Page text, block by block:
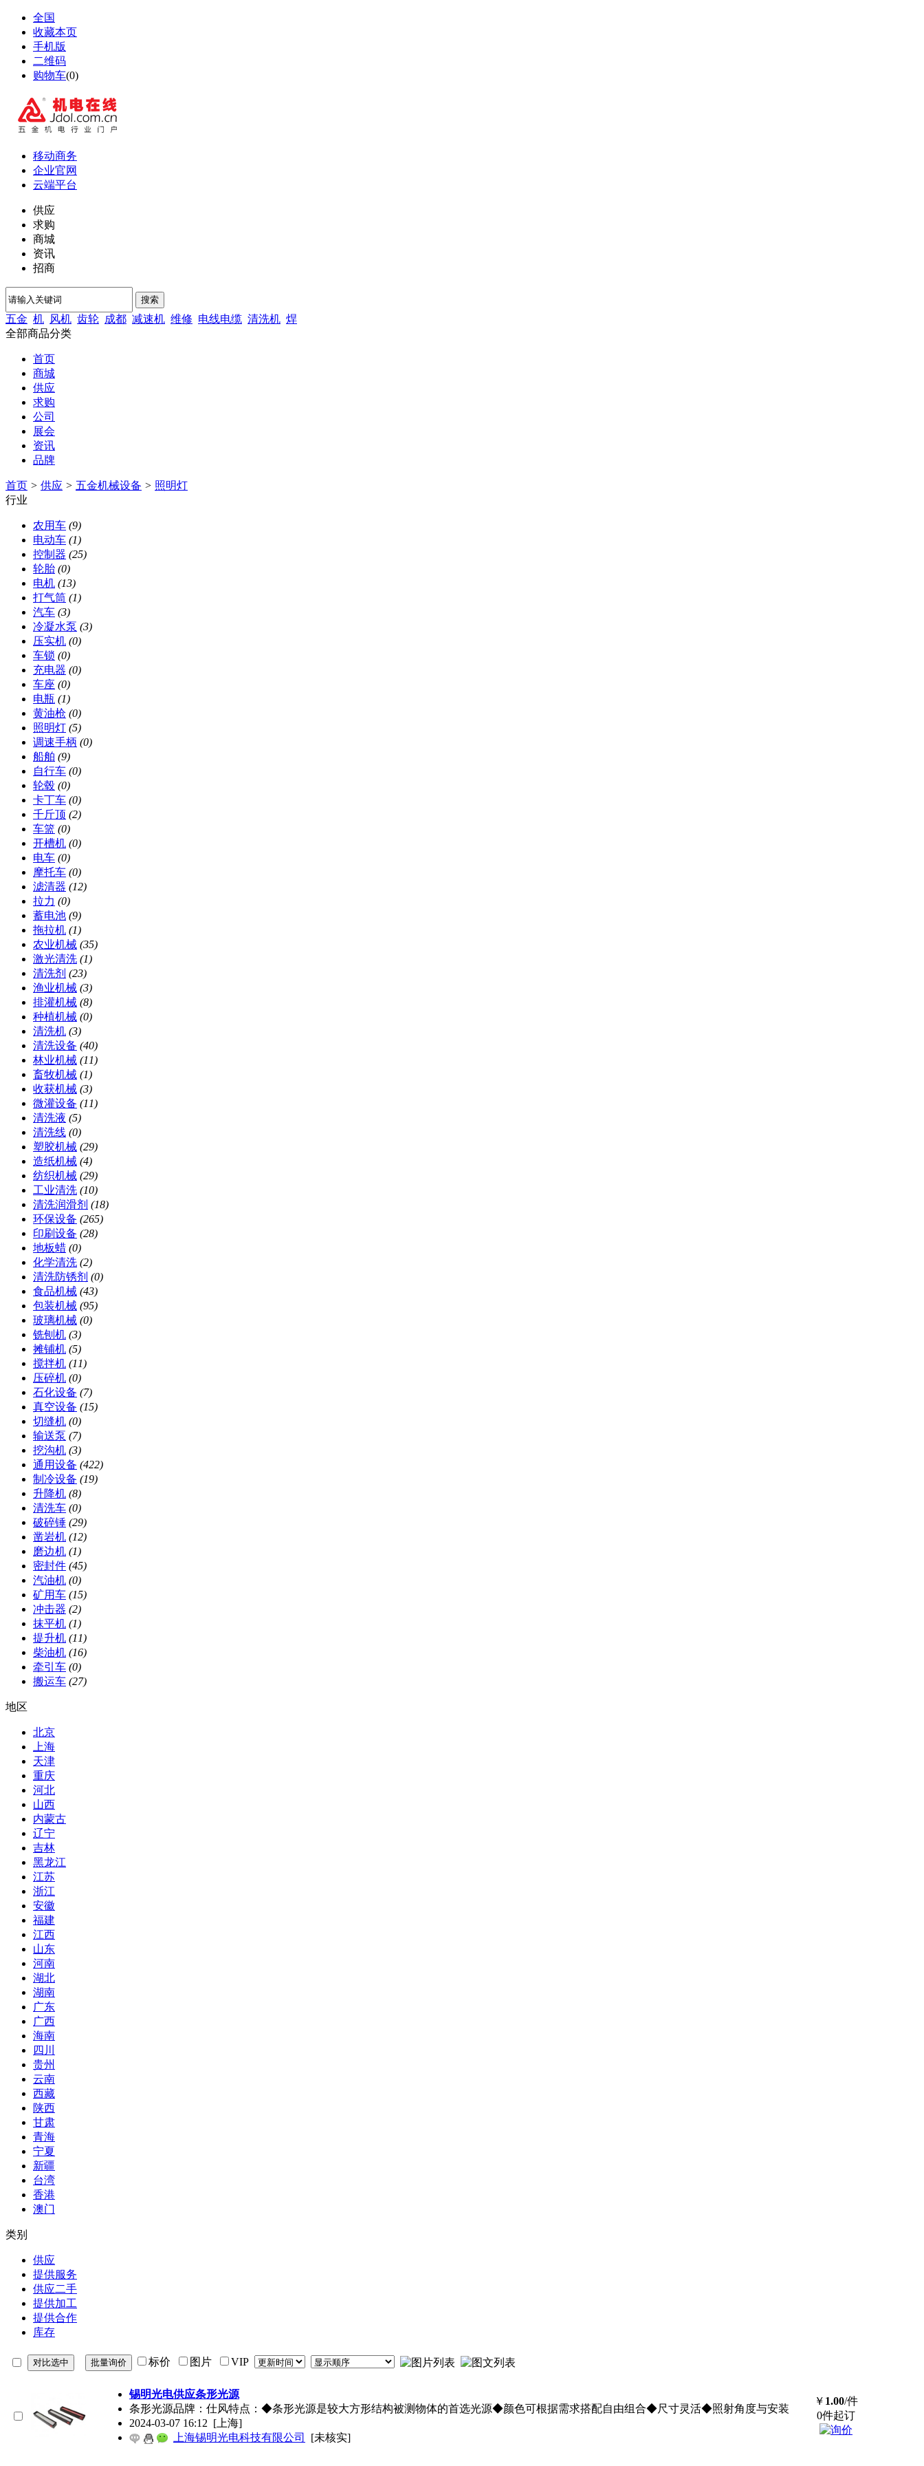
全国
收藏本页
手机版
二维码
购物车(0)
移动商务
企业官网
云端平台
供应
求购
商城
资讯
招商
搜索
五金 机 风机 齿轮 成都 减速机 维修 电线电缆 清洗机 焊
全部商品分类
首页
商城
供应
求购
公司
展会
资讯
品牌
首页 > 供应 > 五金机械设备 > 照明灯
行业
农用车 (9)
电动车 (1)
控制器 (25)
轮胎 (0)
电机 (13)
打气筒 (1)
汽车 (3)
冷凝水泵 (3)
压实机 (0)
车锁 (0)
充电器 (0)
车座 (0)
电瓶 (1)
黄油枪 (0)
照明灯 (5)
调速手柄 (0)
船舶 (9)
自行车 (0)
轮毂 (0)
卡丁车 (0)
千斤顶 (2)
车篮 (0)
开槽机 (0)
电车 (0)
摩托车 (0)
滤清器 (12)
拉力 (0)
蓄电池 (9)
拖拉机 (1)
农业机械 (35)
激光清洗 (1)
清洗剂 (23)
渔业机械 (3)
排灌机械 (8)
种植机械 (0)
清洗机 (3)
清洗设备 (40)
林业机械 (11)
畜牧机械 (1)
收获机械 (3)
微灌设备 (11)
清洗液 (5)
清洗线 (0)
塑胶机械 (29)
造纸机械 (4)
纺织机械 (29)
工业清洗 (10)
清洗润滑剂 (18)
环保设备 (265)
印刷设备 (28)
地板蜡 (0)
化学清洗 (2)
清洗防锈剂 (0)
食品机械 (43)
包装机械 (95)
玻璃机械 (0)
铣刨机 (3)
摊铺机 (5)
搅拌机 (11)
压碎机 (0)
石化设备 (7)
真空设备 (15)
切缝机 (0)
输送泵 (7)
挖沟机 (3)
通用设备 (422)
制冷设备 (19)
升降机 (8)
清洗车 (0)
破碎锤 (29)
凿岩机 (12)
磨边机 (1)
密封件 (45)
汽油机 (0)
矿用车 (15)
冲击器 (2)
抹平机 (1)
提升机 (11)
柴油机 (16)
牵引车 (0)
搬运车 (27)
地区
北京
上海
天津
重庆
河北
山西
内蒙古
辽宁
吉林
黑龙江
江苏
浙江
安徽
福建
江西
山东
河南
湖北
湖南
广东
广西
海南
四川
贵州
云南
西藏
陕西
甘肃
青海
宁夏
新疆
台湾
香港
澳门
类别
供应
提供服务
供应二手
提供加工
提供合作
库存
标价 图片 VIP
锡明光电供应条形光源
条形光源品牌：仕风特点：◆条形光源是较大方形结构被测物体的首选光源◆颜色可根据需求搭配自由组合◆尺寸灵活◆照射角度与安装
2024-03-07 16:12 [上海]
上海锡明光电科技有限公司
[未核实]
￥ 1.00/件
0件起订